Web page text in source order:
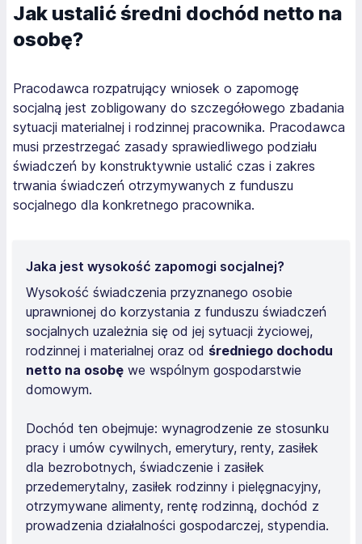
Jak ustalić średni dochód netto na
osobę?
Pracodawca rozpatrujący wniosek o zapomogę
socjalną jest zobligowany do szczegółowego zbadania
sytuacji materialnej i rodzinnej pracownika. Pracodawca
musi przestrzegać zasady sprawiedliwego podziału
świadczeń by konstruktywnie ustalić czas i zakres
trwania świadczeń otrzymywanych z funduszu
socjalnego dla konkretnego pracownika.
Jaka jest wysokość zapomogi socjalnej?
Wysokość świadczenia przyznanego osobie
uprawnionej do korzystania z funduszu świadczeń
socjalnych uzależnia się od jej sytuacji życiowej,
rodzinnej i materialnej oraz od średniego dochodu
netto na osobę we wspólnym gospodarstwie
domowym.
Dochód ten obejmuje: wynagrodzenie ze stosunku
pracy i umów cywilnych, emerytury, renty, zasiłek
dla bezrobotnych, świadczenie i zasiłek
przedemerytalny, zasiłek rodzinny i pielęgnacyjny,
otrzymywane alimenty, rentę rodzinną, dochód z
prowadzenia działalności gospodarczej, stypendia.